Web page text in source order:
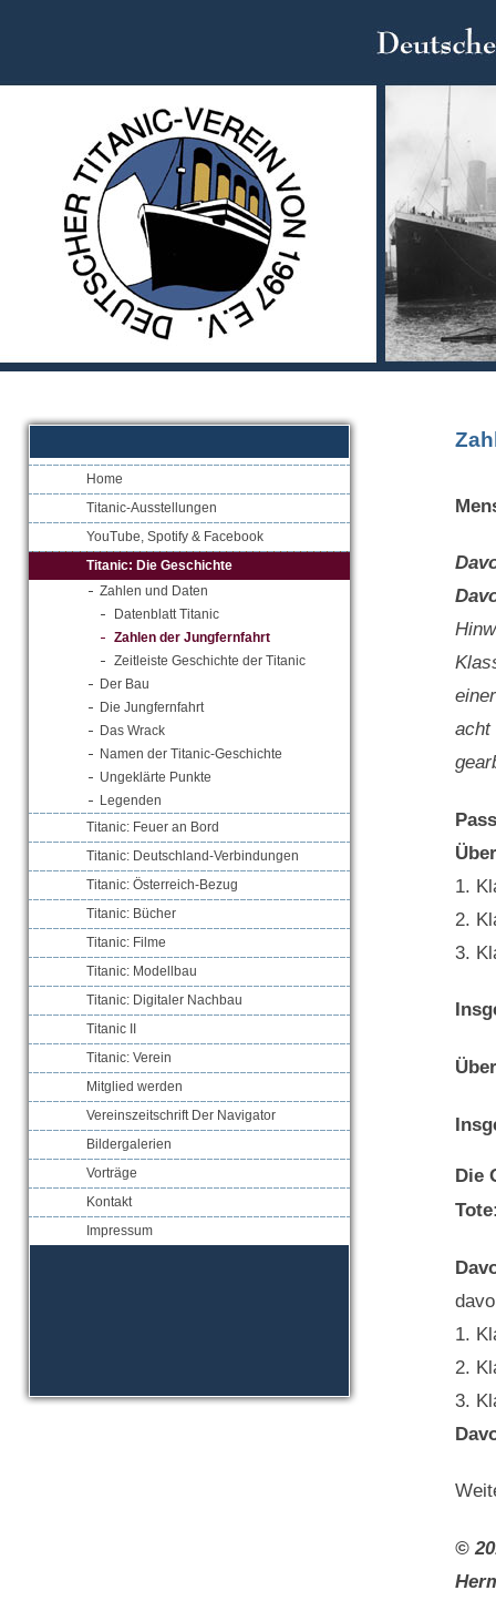
Home
Titanic-Ausstellungen
YouTube, Spotify & Facebook
Titanic: Die Geschichte
Zahlen und Daten
Datenblatt Titanic
Zahlen der Jungfernfahrt
Zeitleiste Geschichte der Titanic
Der Bau
Die Jungfernfahrt
Das Wrack
Namen der Titanic-Geschichte
Ungeklärte Punkte
Legenden
Titanic: Feuer an Bord
Titanic: Deutschland-Verbindungen
Titanic: Österreich-Bezug
Titanic: Bücher
Titanic: Filme
Titanic: Modellbau
Titanic: Digitaler Nachbau
Titanic II
Titanic: Verein
Mitglied werden
Vereinszeitschrift Der Navigator
Bildergalerien
Vorträge
Kontakt
Impressum
acht
1.
2.
3.
Die
1.
2.
3.
©